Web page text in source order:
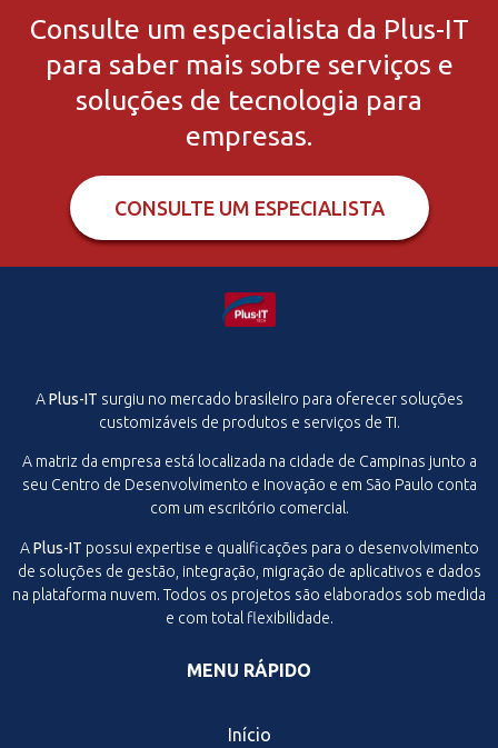
Consulte um especialista da Plus-IT
para saber mais sobre serviços e
soluções de tecnologia para
empresas.
CONSULTE UM ESPECIALISTA
APlus-IT surgiu no mercado brasileiro para oferecer soluções
customizáveis de produtos e serviços de TI.
A matriz da empresa está localizada na cidade de Campinas junto a
seu Centro de Desenvolvimento e Inovação e em São Paulo conta
com um escritório comercial.
APlus-IT possui expertise e qualificações para o desenvolvimento
de soluções de gestão, integração, migração de aplicativos e dados
na plataforma nuvem. Todos os projetos são elaborados sob medida
e com total flexibilidade.
MENU RÁPIDO
Início